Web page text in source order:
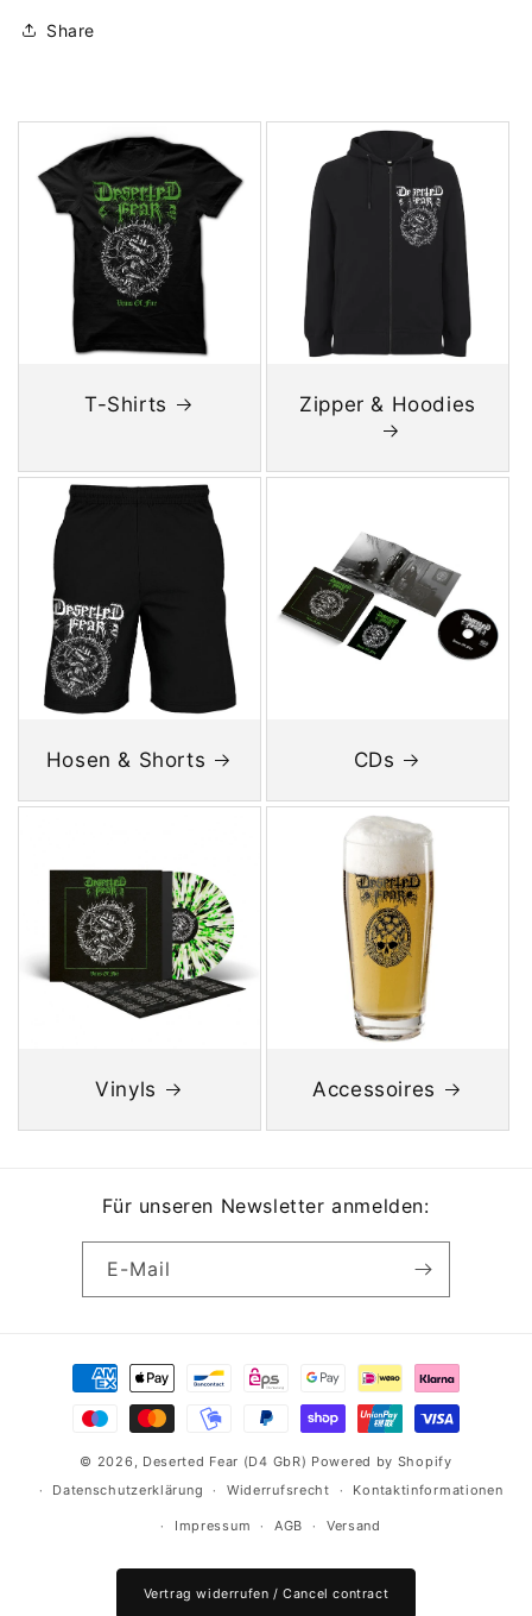
Share
T-Shirts Zipper & Hoodies
Hosen & Shorts CDs
Vinyls Accessoires
Für unseren Newsletter anmelden:
E-Mail
Zahlungsmethoden
© 2026, Deserted Fear (D4 GbR) Powered by Shopify
Datenschutzerklärung
Widerrufsrecht Kontaktinformationen
Impressum AGB Versand
Vertrag widerrufen / Cancel contract